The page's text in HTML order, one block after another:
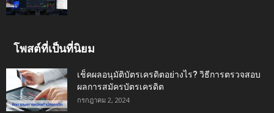
โพสต์ที่เป็นที่นิยม
เช็คผลอนุมัติบัตรเครดิตอย่างไร? วิธีการตรวจสอบ
ผลการสมัครบัตรเครดิต
กรกฎาคม 2, 2024